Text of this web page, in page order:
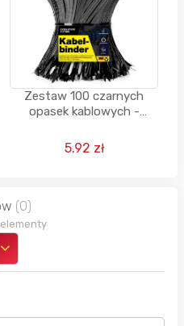
Zestaw 100 czarnych
opasek kablowych -
na rozerwanie i
promieniowanie UV (2
5.92 zł
(0)